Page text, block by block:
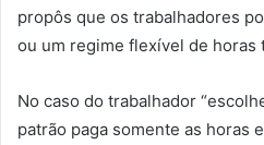
propôs que os trabalhadores
ou um regime flexível de horas
No caso do trabalhador
patrão paga somente as horas